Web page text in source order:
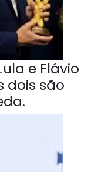
e Flávio
dois são